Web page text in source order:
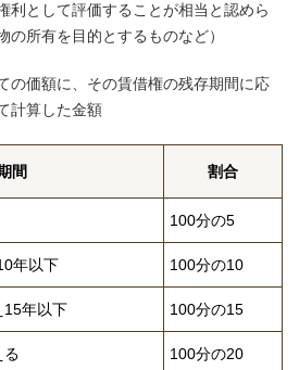
利として評価することが相当と認めら
の所有を目的とするものなど）
の価額に、その賃借権の残存期間に応
計算した金額
間 割合
100分の5
年以下 100分の10
年以下 100分の15
100分の20